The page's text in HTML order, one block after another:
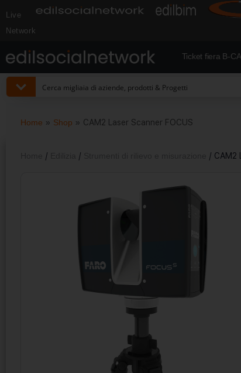
Live
Network
Ticket fiera B-
Home » Shop » CAM2 Laser Scanner FOCUS
/ / / CAM2